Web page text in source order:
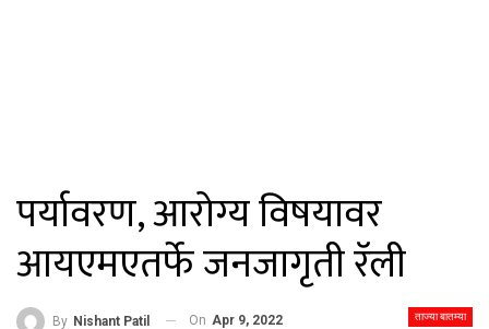
पर्यावरण, आरोग्य विषयावर
आयएमएतर्फे जनजागृती रॅली
ताज्या बातम्या
By Nishant Patil On Apr 9, 2022